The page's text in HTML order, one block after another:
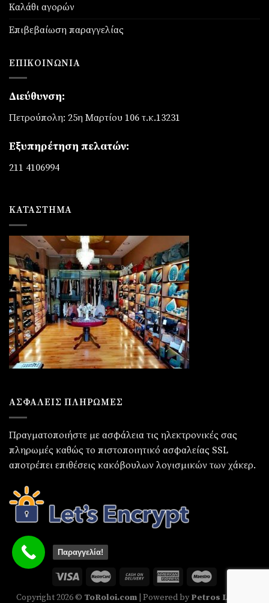
Καλάθι αγορών
Επιβεβαίωση παραγγελίας
ΕΠΙΚΟΙΝΩΝΊΑ
Διεύθυνση:
Πετρούπολη: 25η Μαρτίου 106 τ.κ.13231
Εξυπηρέτηση πελατών:
211 4106994
ΚΑΤΆΣΤΗΜΑ
ΑΣΦΑΛΕΙΣ ΠΛΗΡΩΜΕΣ
Πραγματοποιήστε με ασφάλεια τις ηλεκτρονικές σας
πληρωμές καθώς το πιστοποιητικό ασφαλείας SSL
αποτρέπει επιθέσεις κακόβουλων λογισμικών των χάκερ.
Copyright 2026 © ToRoloi.com| Powered byPetros Loukas
Παραγγελία!